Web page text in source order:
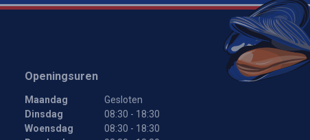
Openingsuren
Een ogenblik geduld.
Maandag
Gesloten
Dinsdag
08:30 - 18:30
Woensdag
08:30 - 18:30